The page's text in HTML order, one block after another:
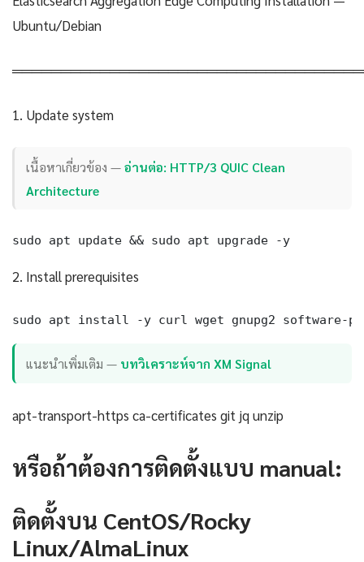
Ubuntu/Debian
1. Update system
เนื้อหาเกี่ยวข้อง —อ่านต่อ: HTTP/3 QUIC Clean
Architecture
sudo apt update && sudo apt upgrade -y
2. Install prerequisites
sudo apt install -y curl wget gnupg2 software-
แนะนำเพิ่มเติม — บทวิเคราะห์จาก XM Signal
apt-transport-https ca-certificates git jq unzip
หรือถ้าต้องการติดตั้งแบบ manual:
ติดตั้งบน CentOS/Rocky
Linux/AlmaLinux